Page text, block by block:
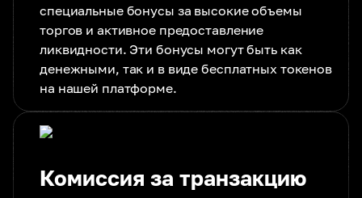
специальные бонусы за высокие объемы
торгов и активное предоставление
ликвидности. Эти бонусы могут быть как
денежными, так и в виде бесплатных токенов
на нашей платформе.
Комиссия за транзакцию